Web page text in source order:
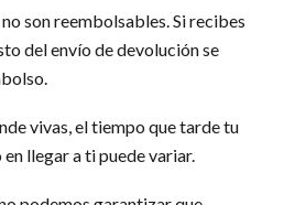
son reembolsables. Si recibes
del envío de devolución se
vivas, el tiempo que tarde tu
llegar a ti puede variar.